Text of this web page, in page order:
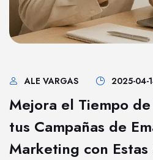
ALE VARGAS 2025-04-
Mejora el Tiempo
tus Campañas de
Marketing con Estas